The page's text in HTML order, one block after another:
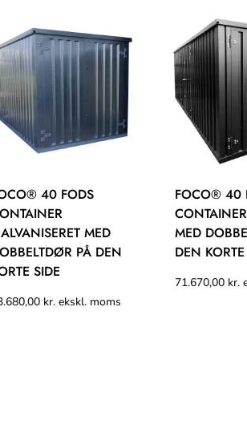
40 FODS
MED
PÅ DEN
SIDE
kr.ekskl. moms
FOCO® 40
MED
DEN
71.670,00 kr.